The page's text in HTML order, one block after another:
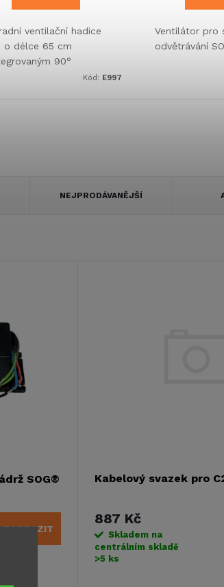
ventilační hadice
o délce 65 cm
90°
pro systémy
Kód: E997
Ventilátor pro
odvětrávání
NEJPRODÁVANĚJŠÍ
SOG®
ZOBRAZIT
Kabelový svazek pro
887 Kč
Skladem na
centrálním skladě
>5 ks